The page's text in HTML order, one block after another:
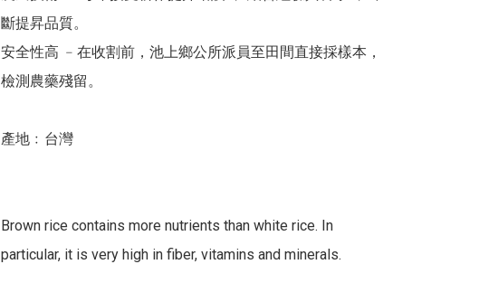
斷提昇品質。
安全性高 ﹣在收割前，池上鄉公所派員至田間直接採樣本，
檢測農藥殘留。
產地﹕台灣
Brown rice contains more nutrients than white rice. In
particular, it is very high in fiber, vitamins and minerals.